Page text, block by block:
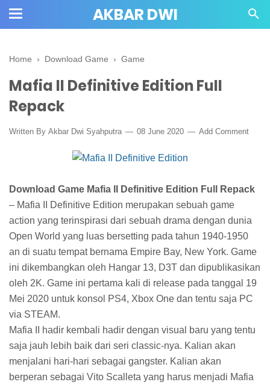
AKBAR DWI
Home › Download Game › Game
Mafia II Definitive Edition Full
Repack
Written By Akbar Dwi Syahputra 08 June 2020 Add Comment
Download Game Mafia II Definitive Edition Full Repack
– Mafia II Definitive Edition merupakan sebuah game
action yang terinspirasi dari sebuah drama dengan dunia
Open World yang luas bersetting pada tahun 1940-1950
an di suatu tempat bernama Empire Bay, New York. Game
ini dikembangkan oleh Hangar 13, D3T dan dipublikasikan
oleh 2K. Game ini pertama kali di release pada tanggal 19
Mei 2020 untuk konsol PS4, Xbox One dan tentu saja PC
via STEAM.
Mafia II hadir kembali hadir dengan visual baru yang tentu
saja jauh lebih baik dari seri classic-nya. Kalian akan
menjalani hari-hari sebagai gangster. Kalian akan
berperan sebagai Vito Scalleta yang harus menjadi Mafia